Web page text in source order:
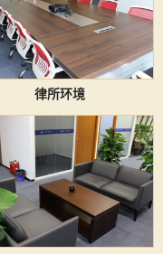
律所环境